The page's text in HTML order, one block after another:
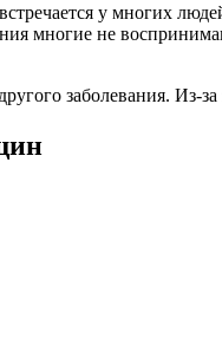
у многих
многие не
заболевания. Из-